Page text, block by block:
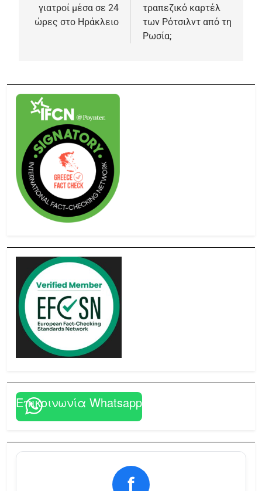
γιατροί μέσα σε 24
ώρες στο Ηράκλειο
τραπεζικό καρτέλ
των Ρότσιλντ από τη
Ρωσία;
Επικοινωνία Whatsapp
f